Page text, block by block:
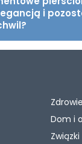
i
Zdrowie
Dom i
Związki